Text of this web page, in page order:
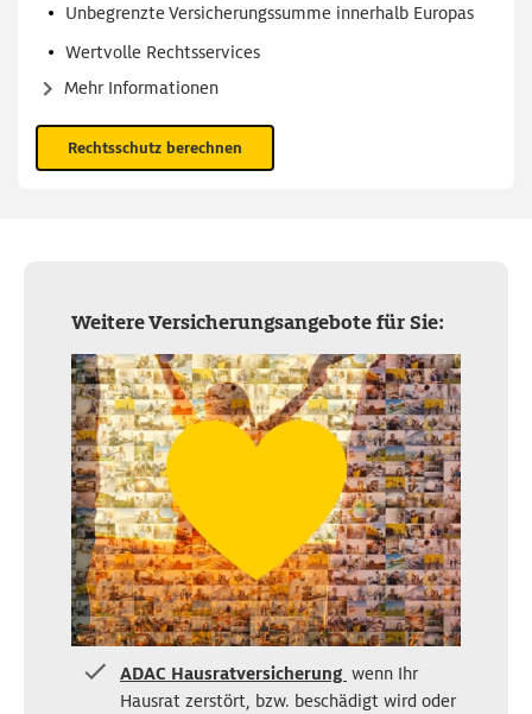
Unbegrenzte Versicherungssumme innerhalb Europas
Wertvolle Rechtsservices
Mehr Informationen
Rechtsschutz berechnen
Weitere Versicherungsangebote für Sie:
ADAC Hausratversicherung wenn Ihr
Hausrat zerstört, bzw. beschädigt wird oder